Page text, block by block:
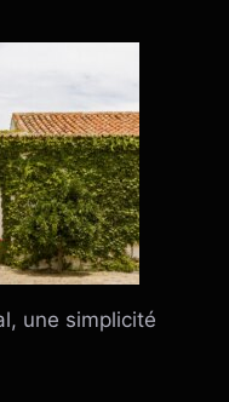
une simplicité